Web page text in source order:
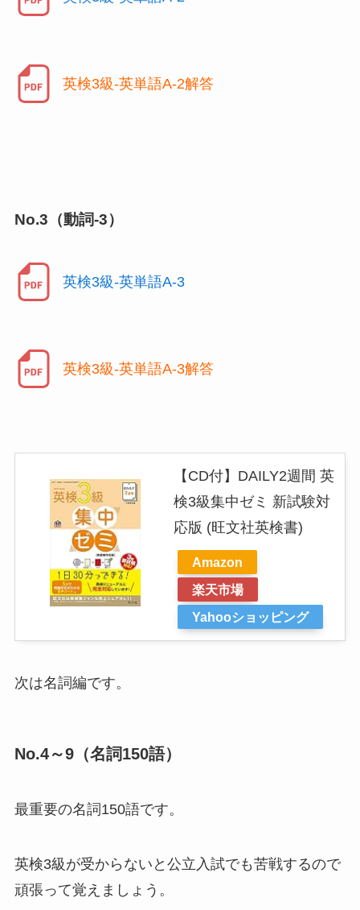
英検3級-英単語A-2解答
No.3（動詞-3）
英検3級-英単語A-3
英検3級-英単語A-3解答
【CD付】DAILY2週間 英
検3級集中ゼミ 新試験対
応版 (旺文社英検書)
Amazon
楽天市場
Yahooショッピング
次は名詞編です。
No.4～9（名詞150語）
最重要の名詞150語です。
英検3級が受からないと公立入試でも苦戦するので
頑張って覚えましょう。